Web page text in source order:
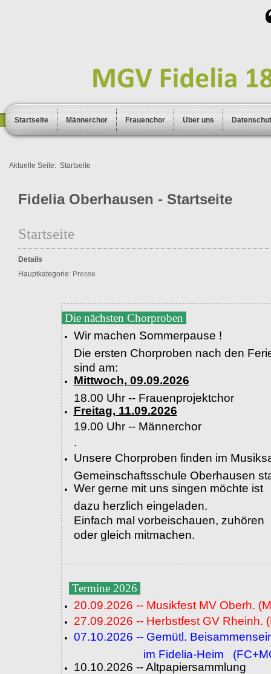
Startseite Männerchor Frauenchor Über uns
Aktuelle Seite: Startseite
Fidelia Oberhausen - Startseite
Startseite
Details
Hauptkategorie: Presse
Die nächsten Chorproben
Wir machen Sommerpause !
Die ersten Chorproben nach den
sind am:
Mittwoch, 09.09.2026
18.00 Uhr -- Frauenprojektchor
Freitag, 11.09.2026
19.00 Uhr -- Männerchor
.
Unsere Chorproben finden im
Gemeinschaftsschule Oberhausen
Wer gerne mit uns singen möchte ist
dazu herzlich eingeladen.
Einfach mal vorbeischauen, zuhören
oder gleich mitmachen.
Termine 2026
20.09.2026 -- Musikfest MV Oberh.
27.09.2026 -- Herbstfest GV Rheinh.
07.10.2026 -- Gemütl.
im Fidelia-Heim
10.10.2026 -- Altpapiersammlung